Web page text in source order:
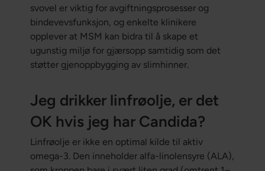
svovel er viktig for avgiftningsprosesser og
bindevevsfunksjon, og enkelte klinikere
opplever at MSM kan bidra til å skape et
ugunstig miljø for gjærsopp samtidig som det
støtter gjenoppbygging av slimhinner.
Jeg drikker linfrøolje, er det
OK hvis jeg har Candida?
Linfrøolje er ikke en optimal kilde til aktiv
omega-3. Den inneholder alfa-linolensyre (ALA),